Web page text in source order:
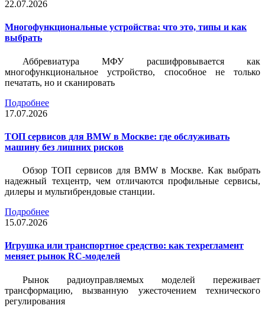
22.07.2026
Многофункциональные устройства: что это, типы и как
выбрать
Аббревиатура МФУ расшифровывается как
многофункциональное устройство, способное не только
печатать, но и сканировать
Подробнее
17.07.2026
ТОП сервисов для BMW в Москве: где обслуживать
машину без лишних рисков
Обзор ТОП сервисов для BMW в Москве. Как выбрать
надежный техцентр, чем отличаются профильные сервисы,
дилеры и мультибрендовые станции.
Подробнее
15.07.2026
Игрушка или транспортное средство: как техрегламент
меняет рынок RC-моделей
Рынок радиоуправляемых моделей переживает
трансформацию, вызванную ужесточением технического
регулирования